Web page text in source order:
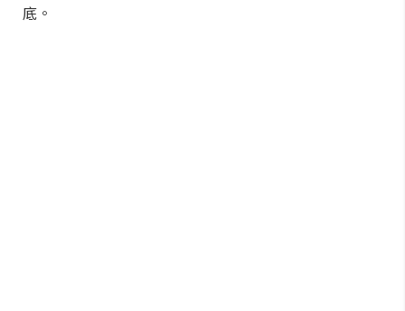
底。